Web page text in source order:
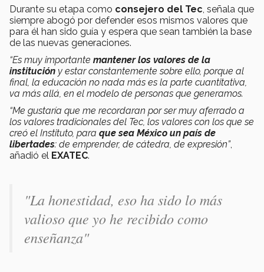
Durante su etapa como consejero del Tec, señala que
siempre abogó por defender esos mismos valores que
para él han sido guía y espera que sean también la base
de las nuevas generaciones.
“Es muy importante mantener los valores de la
institución y estar constantemente sobre ello, porque al
final, la educación no nada más es la parte cuantitativa,
va más allá, en el modelo de personas que generamos.
“Me gustaría que me recordaran por ser muy aferrado a
los valores tradicionales del Tec, los valores con los que se
creó el Instituto, para que sea México un país de
libertades: de emprender, de cátedra, de expresión”,
añadió el EXATEC.
"La honestidad, eso ha sido lo más
valioso que yo he recibido como
enseñanza"